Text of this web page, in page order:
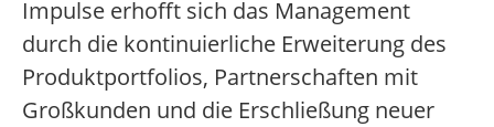
Impulse erhofft sich das Management
durch die kontinuierliche Erweiterung des
Produktportfolios, Partnerschaften mit
Großkunden und die Erschließung neuer